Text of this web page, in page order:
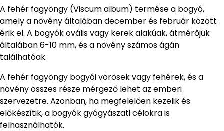
A fehér fagyöngy (Viscum album) termése a bogyó,
amely a növény általában december és február között
érik el. A bogyók ovális vagy kerek alakúak, átmérőjük
általában 6-10 mm, és a növény számos ágán
találhatóak.
A fehér fagyöngy bogyói vörösek vagy fehérek, és a
növény összes része mérgező lehet az emberi
szervezetre. Azonban, ha megfelelően kezelik és
előkészítik, a bogyók gyógyászati célokra is
felhasználhatók.